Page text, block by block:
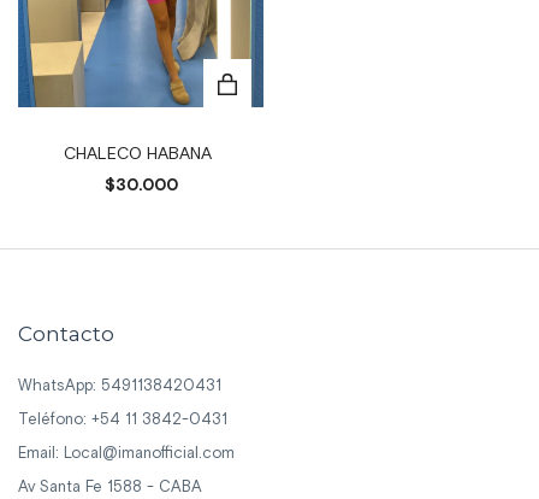
CHALECO HABANA
$30.000
Contacto
WhatsApp: 5491138420431
Teléfono: +54 11 3842-0431
Email: Local@imanofficial.com
Av Santa Fe 1588 - CABA